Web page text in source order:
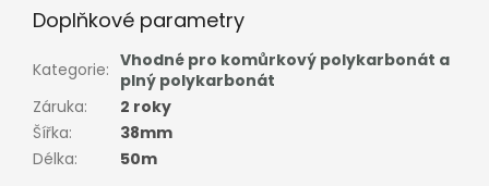
Doplňkové parametry
Kategorie: Vhodné pro komůrkový polykarbonát a
plný polykarbonát
Záruka:
2 roky
Šířka:
38mm
Délka: 50m